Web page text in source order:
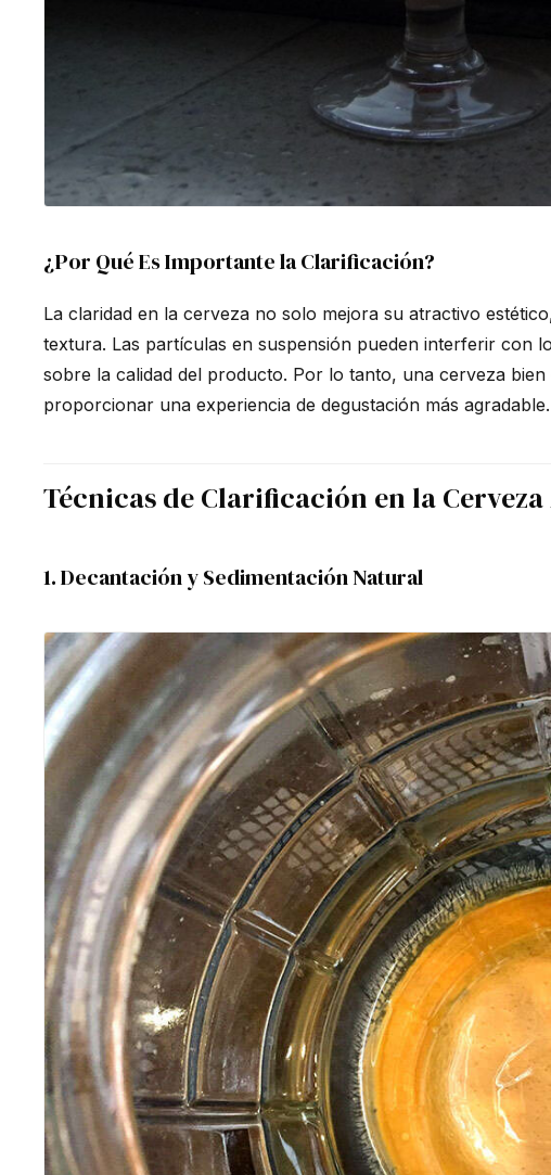
¿Por Qué Es Importante la Clarificación?
La claridad en la cerveza no solo mejora su atractivo
textura. Las partículas en suspensión pueden interferir con
sobre la calidad del producto. Por lo tanto, una cerveza
proporcionar una experiencia de degustación más agradable.
Técnicas de Clarificación en la
1. Decantación y Sedimentación Natural